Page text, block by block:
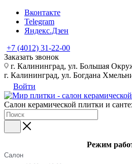
Вконтакте
Telegram
Яндекс.Дзен
+7 (4012) 31-22-00
Заказать звонок
г. Калининград, ул. Большая
г. Калининград, ул. Богдана
Войти
Салон керамической плитки и
Режим
Салон